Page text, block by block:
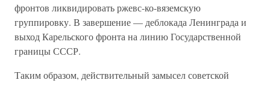
фронтов ликвидировать ржевс-ко-вяземскую
группировку. В завершение — деблокада Ленинграда и
выход Карельского фронта на линию Государственной
границы СССР.
Таким образом, действительный замысел советской